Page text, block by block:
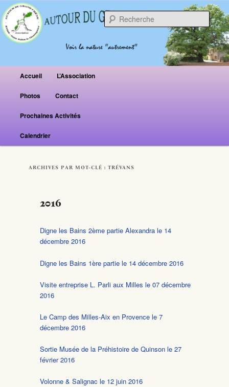
Menu principal
Aller au contenu principal
Aller au contenu secondaire
Accueil L’Association
Photos Contact
Prochaines Activités
Calendrier
ARCHIVES PAR MOT-CLÉ :TRÉVANS
2016
Digne les Bains 2ème partie Alexandra le 14
décembre 2016
Digne les Bains 1ère partie le 14 décembre 2016
Visite entreprise L. Parli aux Milles le 07 décembre
2016
Le Camp des Milles-Aix en Provence le 7
décembre 2016
Sortie Musée de la Préhistoire de Quinson le 27
février 2016
Volonne & Salignac le 12 juin 2016